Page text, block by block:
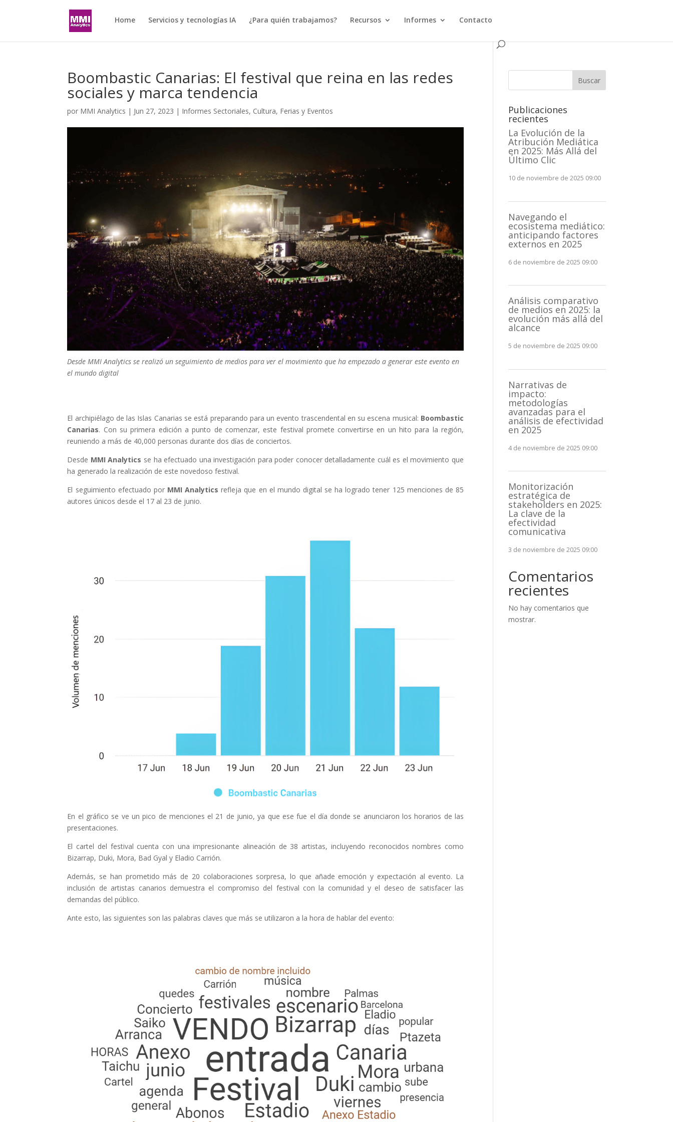
Home Servicios y tecnologías IA ¿Para quién trabajamos? Recursos Informes Contacto
Boombastic Canarias: El festival que reina en las redes
sociales y marca tendencia
por MMI Analytics | Jun 27, 2023 | Informes Sectoriales, Cultura, Ferias y Eventos
Desde MMI Analytics se realizó un seguimiento de medios para ver el movimiento que ha empezado a generar este evento en
el mundo digital
El archipiélago de las Islas Canarias se está preparando para un evento trascendental en su escena musical: Boombastic
Canarias. Con su primera edición a punto de comenzar, este festival promete convertirse en un hito para la región,
reuniendo a más de 40,000 personas durante dos días de conciertos.
Desde MMI Analytics se ha efectuado una investigación para poder conocer detalladamente cuál es el movimiento que
ha generado la realización de este novedoso festival.
El seguimiento efectuado por MMI Analytics refleja que en el mundo digital se ha logrado tener 125 menciones de 85
autores únicos desde el 17 al 23 de junio.
En el gráfico se ve un pico de menciones el 21 de junio, ya que ese fue el día donde se anunciaron los horarios de las
presentaciones.
El cartel del festival cuenta con una impresionante alineación de 38 artistas, incluyendo reconocidos nombres como
Bizarrap, Duki, Mora, Bad Gyal y Eladio Carrión.
Además, se han prometido más de 20 colaboraciones sorpresa, lo que añade emoción y expectación al evento. La
inclusión de artistas canarios demuestra el compromiso del festival con la comunidad y el deseo de satisfacer las
demandas del público.
Ante esto, las siguientes son las palabras claves que más se utilizaron a la hora de hablar del evento:
Buscar
Publicaciones
recientes
La Evolución de la
Atribución Mediática
en 2025: Más Allá del
Último Clic
10 de noviembre de 2025 09:00
Navegando el
ecosistema mediático:
anticipando factores
externos en 2025
6 de noviembre de 2025 09:00
Análisis comparativo
de medios en 2025: la
evolución más allá del
alcance
5 de noviembre de 2025 09:00
Narrativas de
impacto:
metodologías
avanzadas para el
análisis de efectividad
en 2025
4 de noviembre de 2025 09:00
Monitorización
estratégica de
stakeholders en 2025:
La clave de la
efectividad
comunicativa
3 de noviembre de 2025 09:00
Comentarios
recientes
No hay comentarios que
mostrar.